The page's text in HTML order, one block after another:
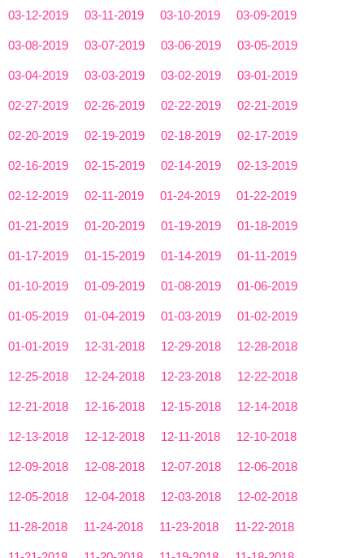
03-12-2019 03-11-2019 03-10-2019 03-09-2019
03-08-2019 03-07-2019 03-06-2019 03-05-2019
03-04-2019 03-03-2019 03-02-2019 03-01-2019
02-27-2019 02-26-2019 02-22-2019 02-21-2019
02-20-2019 02-19-2019 02-18-2019 02-17-2019
02-16-2019 02-15-2019 02-14-2019 02-13-2019
02-12-2019 02-11-2019 01-24-2019 01-22-2019
01-21-2019 01-20-2019 01-19-2019 01-18-2019
01-17-2019 01-15-2019 01-14-2019 01-11-2019
01-10-2019 01-09-2019 01-08-2019 01-06-2019
01-05-2019 01-04-2019 01-03-2019 01-02-2019
01-01-2019 12-31-2018 12-29-2018 12-28-2018
12-25-2018 12-24-2018 12-23-2018 12-22-2018
12-21-2018 12-16-2018 12-15-2018 12-14-2018
12-13-2018 12-12-2018 12-11-2018 12-10-2018
12-09-2018 12-08-2018 12-07-2018 12-06-2018
12-05-2018 12-04-2018 12-03-2018 12-02-2018
11-28-2018 11-24-2018 11-23-2018 11-22-2018